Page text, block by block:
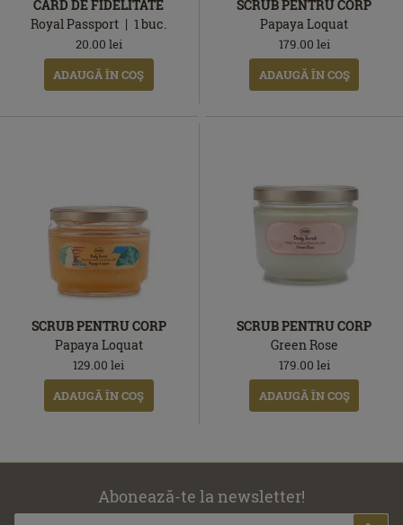
CARD DE FIDELITATE
Royal Passport
1buc.
20.00 lei
ADAUGĂ ÎN COŞ
SCRUB PENTRU CORP
Papaya Loquat
179.00 lei
ADAUGĂ ÎN COŞ
SCRUB PENTRU CORP
Papaya Loquat
129.00 lei
ADAUGĂ ÎN COŞ
SCRUB PENTRU CORP
Green Rose
179.00 lei
ADAUGĂ ÎN COŞ
Abonează-te la newsletter!